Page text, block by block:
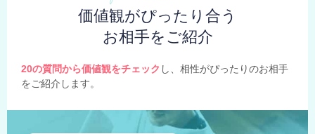
価値観がぴったり合う
お相手をご紹介
20の質問から価値観をチェック し、相性がぴったりのお相手
をご紹介します。